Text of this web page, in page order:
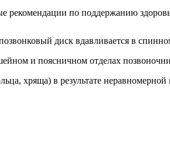
по поддержанию
диск вдавливается в
и поясничном отделах
хряща) в результате неравномерной